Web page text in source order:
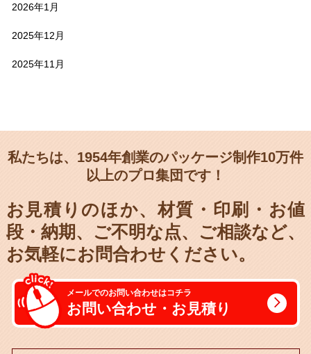
2026年1月
2025年12月
2025年11月
私たちは、1954年創業のパッケージ制作10万件
以上のプロ集団です！
お見積りのほか、材質・印刷・お値
段・納期、
ご不明な点、ご相談など、
お気軽にお問合わせください。
メールでのお問い合わせはコチラ
お問い合わせ・お見積り